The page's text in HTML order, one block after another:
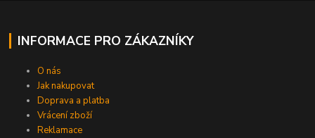
INFORMACE PRO ZÁKAZNÍKY
O nás
Jak nakupovat
Doprava a platba
Vrácení zboží
Reklamace